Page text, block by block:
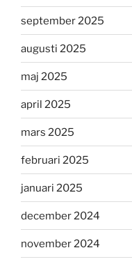
september 2025
augusti 2025
maj 2025
april 2025
mars 2025
februari 2025
januari 2025
december 2024
november 2024